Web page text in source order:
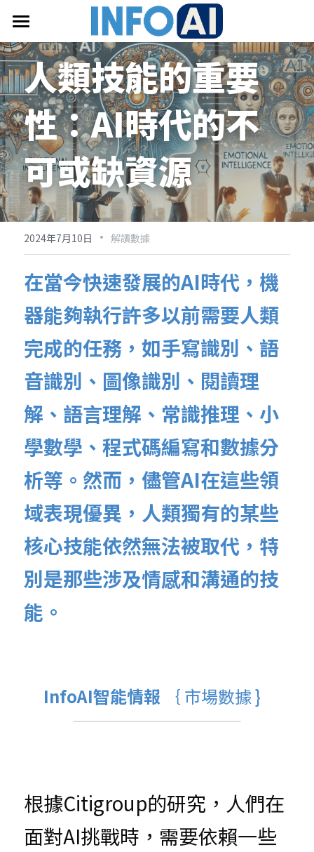
首頁
關於InfoAI
訂閱電子報
最新文章
搜索
email聯絡
人類技能的重要
性：AI時代的不
可或缺資源
2024年7月10日 · 解讀數據
在當今快速發展的AI時代，機
器能夠執行許多以前需要人類
完成的任務，如手寫識別、語
音識別、圖像識別、閱讀理
解、語言理解、常識推理、小
學數學、程式碼編寫和數據分
析等。然而，儘管AI在這些領
域表現優異，人類獨有的某些
核心技能依然無法被取代，特
別是那些涉及情感和溝通的技
能。
InfoAI智能情報 ｛ 市場數據 }
根據Citigroup的研究，人們在
面對AI挑戰時，需要依賴一些